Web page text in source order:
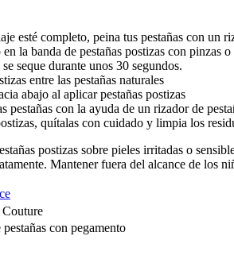
esté completo, peina tus pestañas con un
la banda de pestañas postizas con pinzas
seque durante unos 30 segundos.
entre las pestañas naturales
abajo al aplicar pestañas postizas
pestañas con la ayuda de un rizador de
quítalas con cuidado y limpia los
postizas sobre pieles irritadas o
Mantener fuera del alcance de los
con pegamento